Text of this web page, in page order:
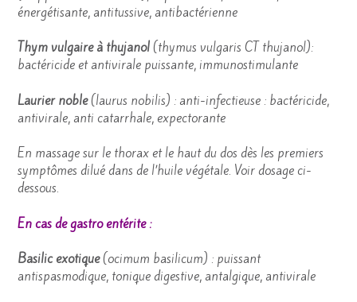
énergétisante, antitussive, antibactérienne
Thym vulgaire à thujanol(thymus vulgaris CT thujanol):
bactéricide et antivirale puissante, immunostimulante
Laurier noble(laurus nobilis) : anti-infectieuse : bactéricide,
antivirale, anti catarrhale, expectorante
En massage sur le thorax et le haut du dos dès les premiers
symptômes dilué dans de l’huile végétale. Voir dosage ci-
dessous.
En cas de gastro entérite :
Basilic exotique(ocimum basilicum) : puissant
antispasmodique, tonique digestive, antalgique, antivirale